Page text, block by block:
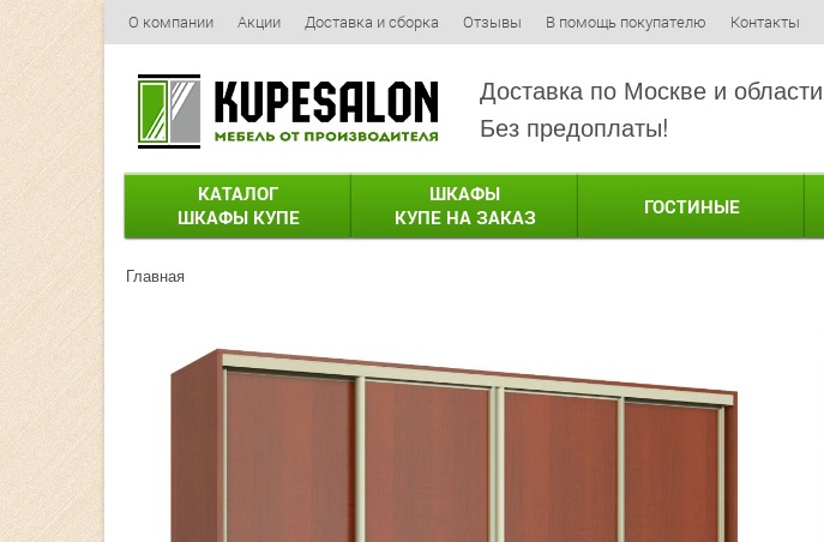
О компании Акции Доставка и сборка Отзывы В помощь покупателю Контакты
Доставка по Москве и области
Без предоплаты!
КАТАЛОГ
ШКАФЫ КУПЕ
ШКАФЫ
КУПЕ НА ЗАКАЗ
ГОСТИНЫЕ
Главная